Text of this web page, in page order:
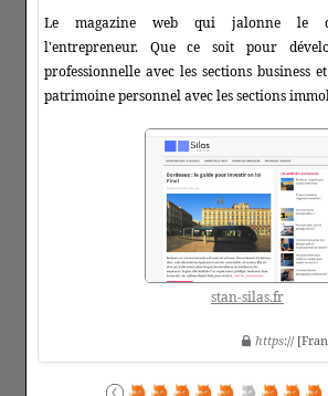
Le magazine web qui jalonne le
l'entrepreneur. Que ce soit pour
professionnelle avec les sections business
patrimoine personnel avec les sections
stan-silas.fr
https://